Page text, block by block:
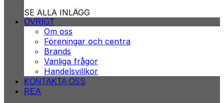
SE ALLA INLÄGG
ÖVRIGT
Om oss
Föreningar och centra
Brands
Vanliga frågor
Handelsvillkor
KONTAKTA OSS
REA